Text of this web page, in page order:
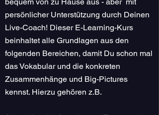
persönlicher Unterstützung durch Deinen
Live-Coach! Dieser E-Learning-Kurs
beinhaltet alle Grundlagen aus den
folgenden Bereichen, damit Du schon mal
das Vokabular und die konkreten
Zusammenhänge und Big-Pictures
kennst. Hierzu gehören z.B.